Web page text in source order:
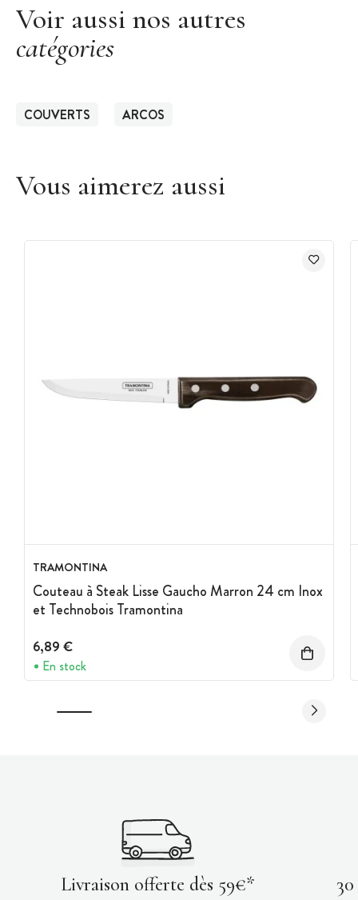
Voir aussi nos autres
catégories
COUVERTS ARCOS
Vous aimerez aussi
TRAMONTINA
Couteau à Steak Lisse Gaucho Marron 24 cm Inox
et Technobois Tramontina
6,89 €
En stock
Livraison offerte dès 59€*